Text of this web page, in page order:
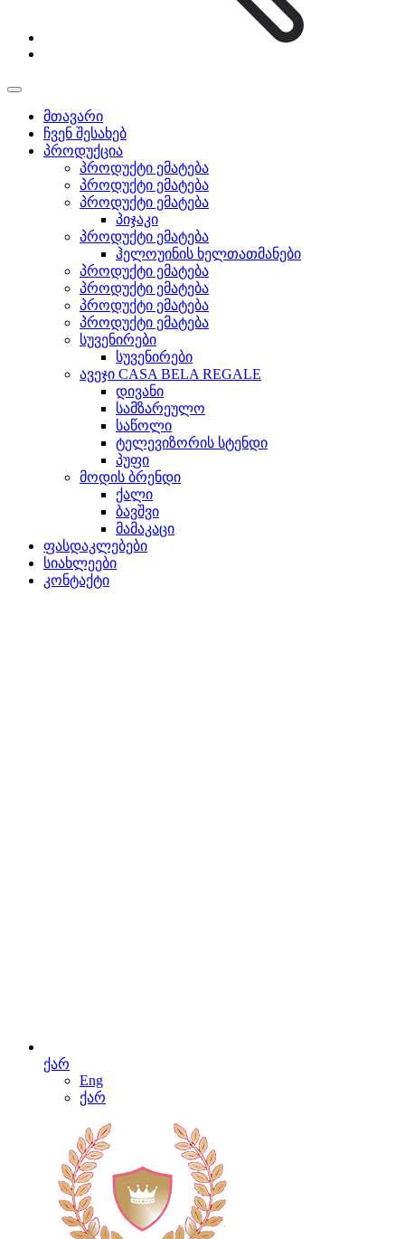
მთავარი
ჩვენ შესახებ
პროდუქცია
პროდუქტი ემატება
პროდუქტი ემატება
პროდუქტი ემატება
პიჯაკი
პროდუქტი ემატება
ჰელოუინის ხელთათმანები
პროდუქტი ემატება
პროდუქტი ემატება
პროდუქტი ემატება
პროდუქტი ემატება
სუვენირები
სუვენირები
ავეჯი CASA BELA REGALE
დივანი
სამზარეულო
საწოლი
ტელევიზორის სტენდი
პუფი
მოდის ბრენდი
ქალი
ბავშვი
მამაკაცი
ფასდაკლებები
სიახლეები
კონტაქტი
ქარ
Eng
ქარ